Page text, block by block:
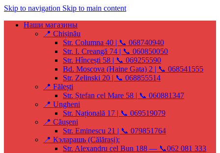
Skip to navigation Skip to main content
Наши магазины
📍 Chișinău
Str. Columna 40 | 📞 068740940
Str. I. Creangă 74 | 📞 060850050
Str. Hîncești 58 | 📞 069255590
Bd. Moscova (Haine Gata) 2 | 📞 068541555
Str. Zelinski 20 | 📞 068855514
📍 Fălești
Str. Ștefan cel Mare 58 | 📞 060881347
📍 Ungheni
Str. Națională 17 | 📞 069519079
📍 Căușeni
Str. Eminescu 21 | 📞 079851764
📍 Кэларашь (Călărași):
Str. Alexandru cel Bun 188 — 📞062 081 333